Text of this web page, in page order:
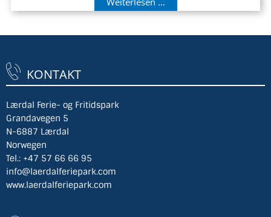
KONTAKT
Lærdal Ferie- og Fritidspark
Grandavegen 5
N-6887 Lærdal
Norwegen
Tel.: +47 57 66 66 95
info@laerdalferiepark.com
www.laerdalferiepark.com